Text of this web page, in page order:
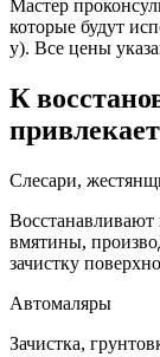
Мастер
которые будут
у). Все цены
К
Слесари,
вмятины,
зачистку
Автомаляры
Зачистка,